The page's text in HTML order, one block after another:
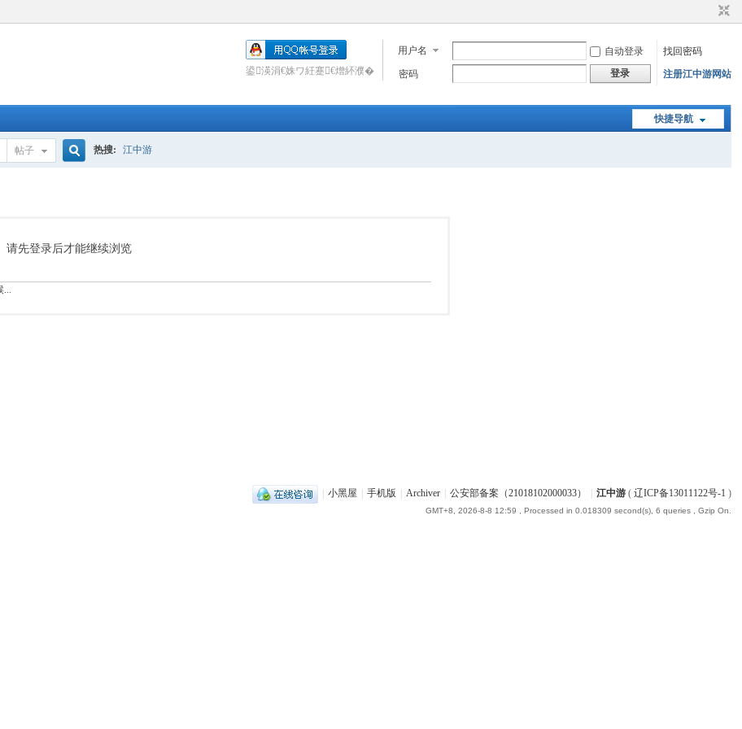
用户名 自动登录
找回密码
密码
登录 注册江中游网站
鍙渶涓€姝ワ紝蹇€熷紑濮�
快捷导航
帖子
索
热搜: 江中游
请先登录后才能继续浏览
...
小黑屋 手机版 Archiver 公安部备案（21018102000033） 江中游( 辽ICP备13011122号-1 )
GMT+8, 2026-8-8 12:59 , Processed in 0.018309 second(s), 6 queries , Gzip On.